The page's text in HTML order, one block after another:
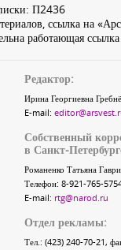
П2436
ссылка на
работающая
Редактор:
Ирина Георгиевна
E-mail:
Собственный
в Санкт-
Романенко Татьяна
Телефон: 8-921-765-
E-mail: rtg@narod.ru
Отдел рекламы:
Тел.: (423) 240-70-21,